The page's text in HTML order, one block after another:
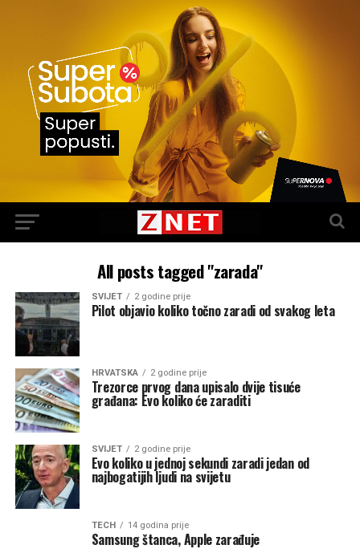
All posts tagged "zarada"
SVIJET 2 godine prije
Pilot objavio koliko točno zaradi od svakog leta
HRVATSKA 2 godine prije
Trezorce prvog dana upisalo dvije tisuće
građana: Evo koliko će zaraditi
SVIJET 2 godine prije
Evo koliko u jednoj sekundi zaradi jedan od
najbogatijih ljudi na svijetu
TECH 14 godina prije
Samsung štanca, Apple zarađuje